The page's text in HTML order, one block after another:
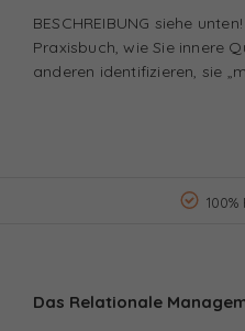
BESCHREIBUNG siehe
Praxisbuch, wie Sie innere
anderen identifizieren, sie
Das Relationale